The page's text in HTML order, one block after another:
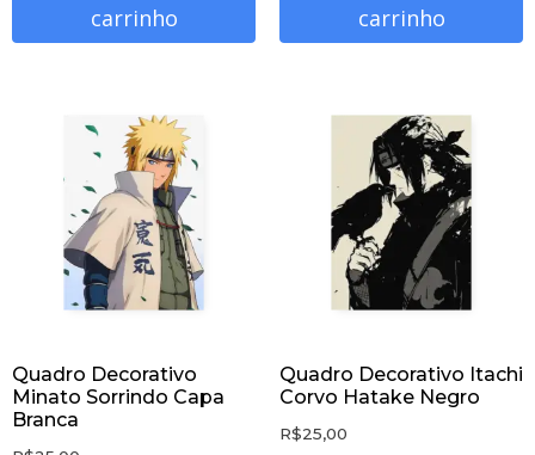
carrinho
carrinho
Quadro Decorativo
Minato Sorrindo Capa
Branca
Quadro Decorativo Itachi
Corvo Hatake Negro
R$25,00